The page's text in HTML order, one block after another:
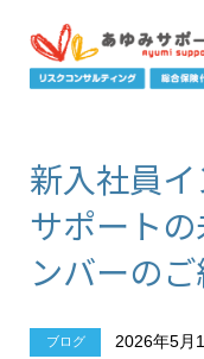
新入社員
サポート
ンバーの
ブログ 2026年5月